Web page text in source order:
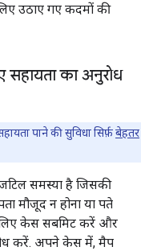
उठाए गए कदमों की
सहायता का अनुरोध
पाने की सुविधा सिर्फ़बेहतर
समस्या है जिसकी
मौजूद न होना या पते
लिए केस सबमिट करें और
करें. अपने केस में, मैप